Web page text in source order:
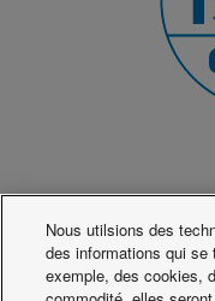
Nous utilsions des
des informations qui se
exemple, des cookies,